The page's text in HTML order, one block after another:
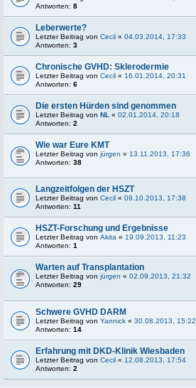
Antworten: 8
Leberwerte?
Letzter Beitrag von Cecil « 04.03.2014, 17:33
Antworten: 3
Chronische GVHD: Sklerodermie
Letzter Beitrag von Cecil « 16.01.2014, 20:31
Antworten: 6
Die ersten Hürden sind genommen
Letzter Beitrag von NL « 02.01.2014, 20:18
Antworten: 2
Wie war Eure KMT
Letzter Beitrag von jürgen « 13.11.2013, 17:36
Antworten: 38
Langzeitfolgen der HSZT
Letzter Beitrag von Cecil « 09.10.2013, 17:38
Antworten: 11
HSZT-Forschung und Ergebnisse
Letzter Beitrag von Akita « 19.09.2013, 11:23
Antworten: 1
Warten auf Transplantation
Letzter Beitrag von jürgen « 02.09.2013, 21:32
Antworten: 29
Schwere GVHD DARM
Letzter Beitrag von Yannick « 30.08.2013, 15:22
Antworten: 14
Erfahrung mit DKD-Klinik Wiesbaden
Letzter Beitrag von Cecil « 12.08.2013, 17:54
Antworten: 2